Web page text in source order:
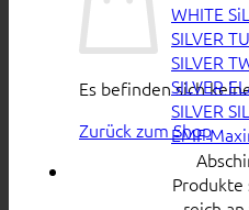
Es befinden sich
Zurück zum Shop
WHITE
SILVER
SILVER
SILVER
SILVER
EMF